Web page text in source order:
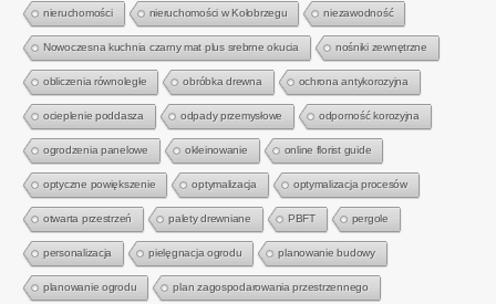
nieruchomości nieruchomości w Kołobrzegu niezawodność
Nowoczesna kuchnia czarny mat plus srebrne okucia nośniki zewnętrzne
obliczenia równoległe obróbka drewna ochrona antykorozyjna
ocieplenie poddasza odpady przemysłowe odporność korozyjna
ogrodzenia panelowe okleinowanie online florist guide
optyczne powiększenie optymalizacja optymalizacja procesów
otwarta przestrzeń palety drewniane PBFT pergole
personalizacja pielęgnacja ogrodu planowanie budowy
planowanie ogrodu plan zagospodarowania przestrzennego